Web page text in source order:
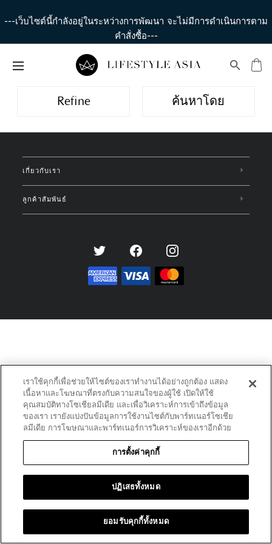
---เว็บไซต์นี้กำลังอยู่ในระหว่างการพัฒนา จะไม่มีการดำเนินการตาม
คำสั่งซื้อ---
Refine ค้นหาโดย
เกี่ยวกับเรา
ลูกค้าสัมพันธ์
เราใช้คุกกี้เพื่อช่วยให้ไซต์ของเราทำงานได้อย่างถูกต้อง แสดง
เนื้อหาและโฆษณาที่ตรงกับความสนใจของผู้ใช้ เปิดให้ใช้
คุณสมบัติทางโซเชียลมีเดีย และเพื่อวิเคราะห์การเข้าถึงข้อมูล
ของเรา เรายังแบ่งปันข้อมูลการใช้งานไซต์กับพาร์ทเนอร์โซเชีย
ลมีเดีย การโฆษณาและพาร์ทเนอร์การวิเคราะห์ของเราอีกด้วย
การตั้งค่าคุกกี้
ปฏิเสธทั้งหมด
ยอมรับคุกกี้ทั้งหมด